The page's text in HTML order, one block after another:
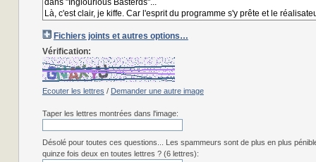
Fichiers joints et autres options…
Vérification:
Ecouter les lettres / Demander une autre image
Taper les lettres montrées dans l'image:
Désolé pour toutes ces questions... Les spammeurs sont de plus en plus
quinze fois deux en toutes lettres ? (6 lettres):